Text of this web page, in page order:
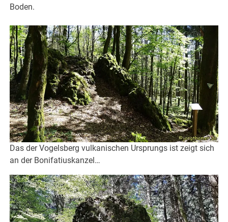
Boden.
Das der Vogelsberg vulkanischen Ursprungs ist zeigt sich
an der Bonifatiuskanzel…